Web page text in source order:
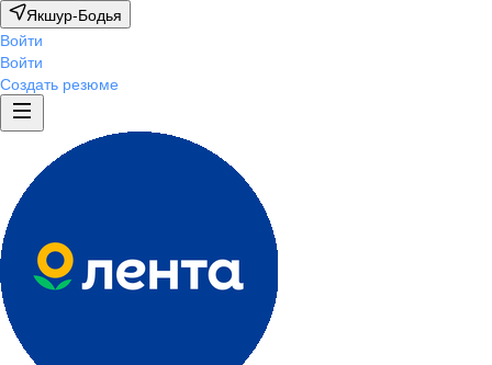
Якшур-Бодья
Войти
Войти
Создать резюме